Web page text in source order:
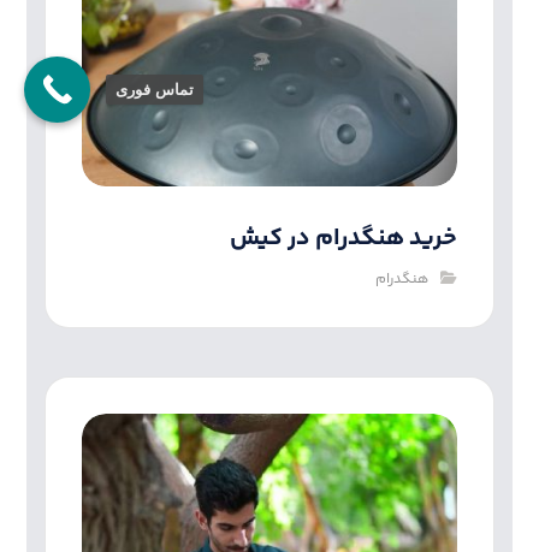
خرید هنگدرام در کیش
هنگدرام
تماس فوری